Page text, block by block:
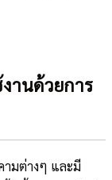
านด้วยการ
ามต่างๆ และมี